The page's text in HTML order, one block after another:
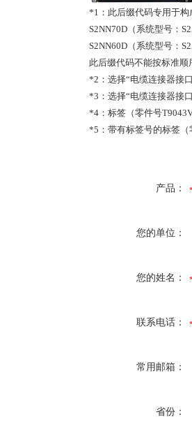
*1：此后缀代码专用于构
S2NN70D（系统型号：
S2NN60D（系统型号：
此后缀代码不能按标准顺
*2：选择“电缆连接器接
*3：选择“电缆连接器接
*4：标签（零件号
*5：带有标签号的标签
产品：
您的单位：
您的姓名：
联系电话：
常用邮箱：
省份：